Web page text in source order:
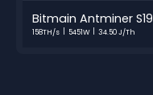
Bitmain Antminer
158TH/s 5451W 34.50 J/Th